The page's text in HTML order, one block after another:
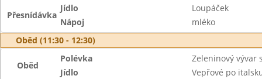
Přesnídávka
Jídlo
Loupáček
Nápoj
mléko
Oběd (11:30 - 12:30)
Oběd
Polévka
Zeleninový vývar
Jídlo
Vepřové po